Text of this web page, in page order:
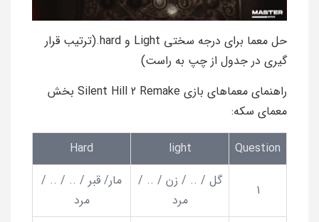
حل معما برای درجه سختی Light و hard.(ترتیب قرار
گیری در جدول از چپ به راست)
راهنمای معماهای بازی Silent Hill 2 Remake بخش
معمای سکه:
Question
light
Hard
1
گل / .. / زن / .. /
مرد
مار/ قبر / .. / .. /
مرد